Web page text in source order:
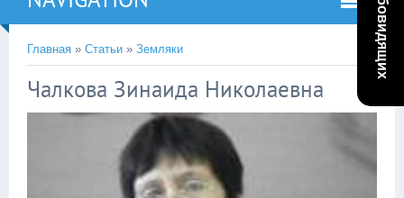
Главная » Статьи » Земляки
Чалкова Зинаида Николаевна